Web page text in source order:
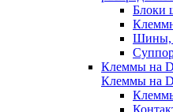
Блоки
Шины,
Клеммы на
Клеммы на